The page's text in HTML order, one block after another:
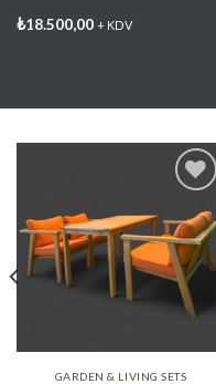
₺18.500,00 + KDV
Add My
Favorite
GARDEN & LIVING SETS